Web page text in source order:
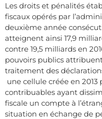
Les droits et pénalités
fiscaux opérés par
deuxième année
atteignent ainsi 17,9
contre 19,5 milliards en
pouvoirs publics
traitement des
une cellule créée en
contribuables ayant
fiscale un compte à
situation en échange de